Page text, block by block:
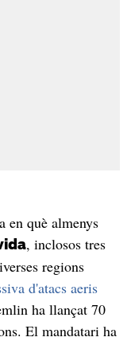
en què almenys
, inclosos tres
regions
d'atacs aeris
ha llançat 70
El mandatari ha